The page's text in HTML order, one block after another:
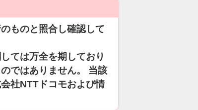
ものと照合し確認して
ては万全を期しており
ではありません。 当該
社NTTドコモおよび情